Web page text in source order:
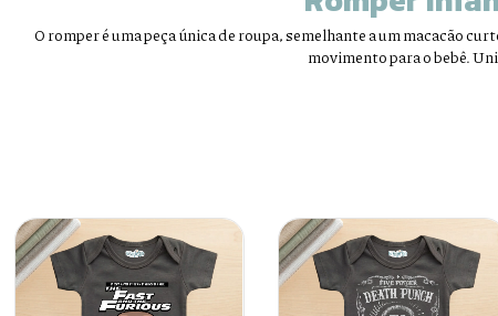
O romper é uma peça única de roupa, semelhante a um macacão
movimento para o bebê.